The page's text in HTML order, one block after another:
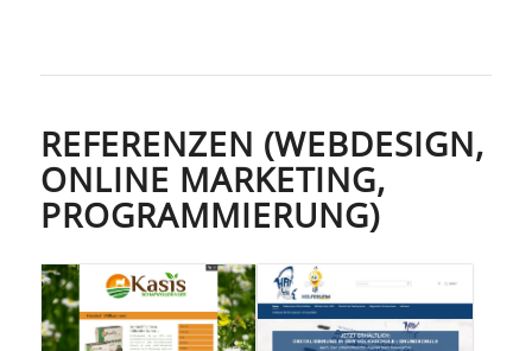
REFERENZEN (WEBDESIGN,
ONLINE MARKETING,
PROGRAMMIERUNG)